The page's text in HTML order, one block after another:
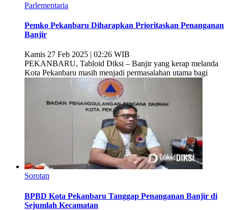
Parlementaria
Pemko Pekanbaru Diharapkan Prioritaskan Penanganan
Banjir
Kamis 27 Feb 2025 | 02:26 WIB
PEKANBARU, Tabloid Diksi – Banjir yang kerap melanda
Kota Pekanbaru masih menjadi permasalahan utama bagi
Sorotan
BPBD Kota Pekanbaru Tanggap Penanganan Banjir di
Sejumlah Kecamatan